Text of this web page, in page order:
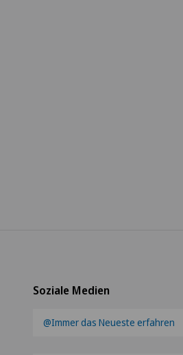
Soziale Medien
@Immer das Neueste erfahren